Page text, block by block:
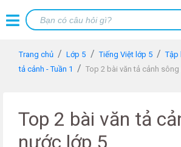
Trang chủ Lớp 5 Tiếng Việt lớp 5
Tập
tả cảnh - Tuần 1
Top 2 bài văn tả cảnh
Top 2 bài văn tả
nước lớp 5